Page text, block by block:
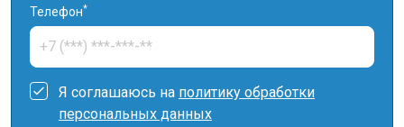
Телефон*
Я соглашаюсь на политику обработки
персональных данных